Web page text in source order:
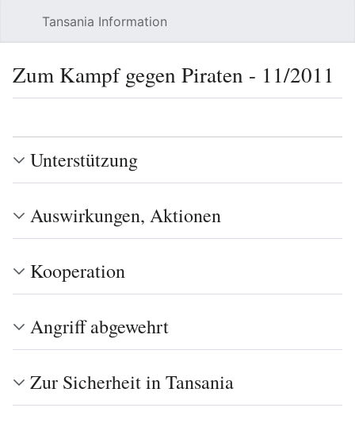
Tansania Information
Zum Kampf gegen Piraten - 11/2011
Unterstützung
Auswirkungen, Aktionen
Kooperation
Angriff abgewehrt
Zur Sicherheit in Tansania